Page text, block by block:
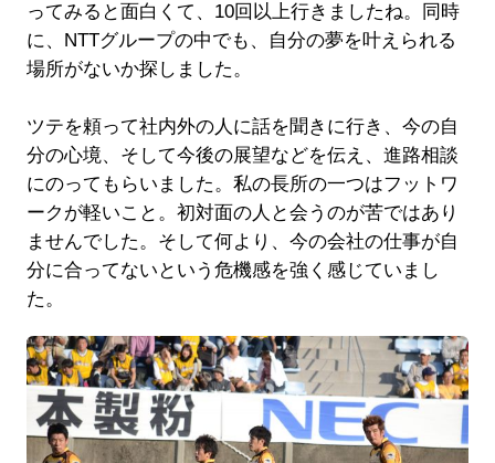
ってみると面白くて、10回以上行きましたね。同時
に、NTTグループの中でも、自分の夢を叶えられる
場所がないか探しました。
ツテを頼って社内外の人に話を聞きに行き、今の自
分の心境、そして今後の展望などを伝え、進路相談
にのってもらいました。私の長所の一つはフットワ
ークが軽いこと。初対面の人と会うのが苦ではあり
ませんでした。そして何より、今の会社の仕事が自
分に合ってないという危機感を強く感じていまし
た。